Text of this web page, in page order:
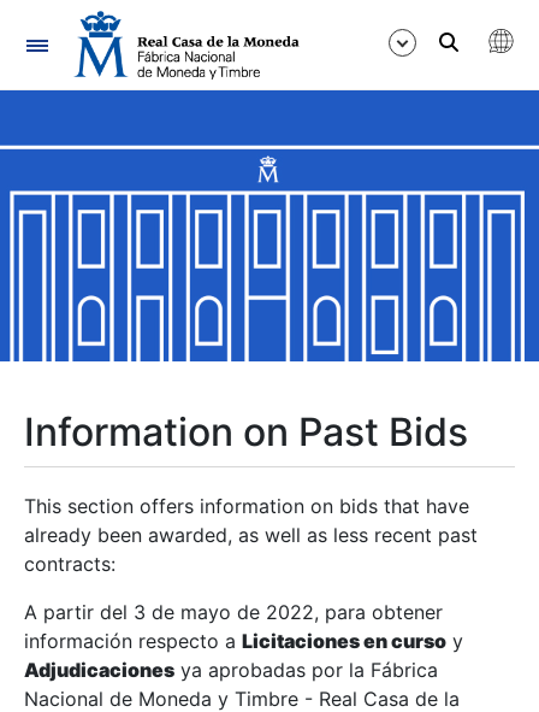
Navigation
Show/Hide
Show/Hide
Show/Hide
Show/Hide
Show/Hide
Information on Past Bids
This section offers information on bids that have
already been awarded, as well as less recent past
contracts:
A partir del 3 de mayo de 2022, para obtener
información respecto a Licitaciones en curso y
Adjudicaciones ya aprobadas por la Fábrica
Nacional de Moneda y Timbre - Real Casa de la